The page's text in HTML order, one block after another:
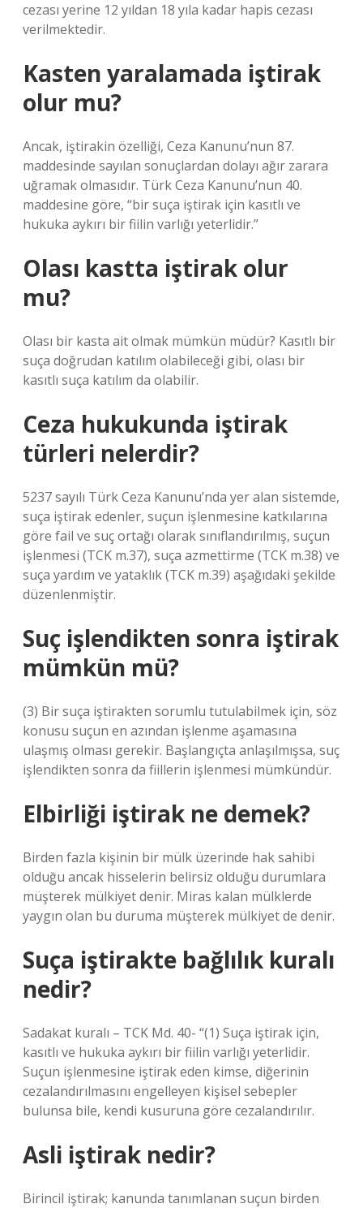
cezası yerine 12 yıldan 18 yıla kadar hapis cezası
verilmektedir.
Kasten yaralamada iştirak
olur mu?
Ancak, iştirakin özelliği, Ceza Kanunu’nun 87.
maddesinde sayılan sonuçlardan dolayı ağır zarara
uğramak olmasıdır. Türk Ceza Kanunu’nun 40.
maddesine göre, “bir suça iştirak için kasıtlı ve
hukuka aykırı bir fiilin varlığı yeterlidir.”
Olası kastta iştirak olur
mu?
Olası bir kasta ait olmak mümkün müdür? Kasıtlı bir
suça doğrudan katılım olabileceği gibi, olası bir
kasıtlı suça katılım da olabilir.
Ceza hukukunda iştirak
türleri nelerdir?
5237 sayılı Türk Ceza Kanunu’nda yer alan sistemde,
suça iştirak edenler, suçun işlenmesine katkılarına
göre fail ve suç ortağı olarak sınıflandırılmış, suçun
işlenmesi (TCK m.37), suça azmettirme (TCK m.38) ve
suça yardım ve yataklık (TCK m.39) aşağıdaki şekilde
düzenlenmiştir.
Suç işlendikten sonra iştirak
mümkün mü?
(3) Bir suça iştirakten sorumlu tutulabilmek için, söz
konusu suçun en azından işlenme aşamasına
ulaşmış olması gerekir. Başlangıçta anlaşılmışsa, suç
işlendikten sonra da fiillerin işlenmesi mümkündür.
Elbirliği iştirak ne demek?
Birden fazla kişinin bir mülk üzerinde hak sahibi
olduğu ancak hisselerin belirsiz olduğu durumlara
müşterek mülkiyet denir. Miras kalan mülklerde
yaygın olan bu duruma müşterek mülkiyet de denir.
Suça iştirakte bağlılık kuralı
nedir?
Sadakat kuralı – TCK Md. 40- “(1) Suça iştirak için,
kasıtlı ve hukuka aykırı bir fiilin varlığı yeterlidir.
Suçun işlenmesine iştirak eden kimse, diğerinin
cezalandırılmasını engelleyen kişisel sebepler
bulunsa bile, kendi kusuruna göre cezalandırılır.
Asli iştirak nedir?
Birincil iştirak; kanunda tanımlanan suçun birden